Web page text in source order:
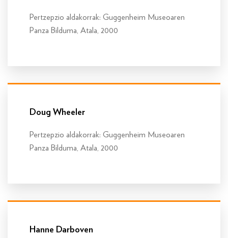
Pertzepzio aldakorrak: Guggenheim Museoaren
Panza Bilduma, Atala, 2000
Doug Wheeler
Pertzepzio aldakorrak: Guggenheim Museoaren
Panza Bilduma, Atala, 2000
Hanne Darboven